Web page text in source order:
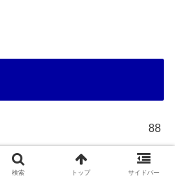
88
15
検索 トップ サイドバー